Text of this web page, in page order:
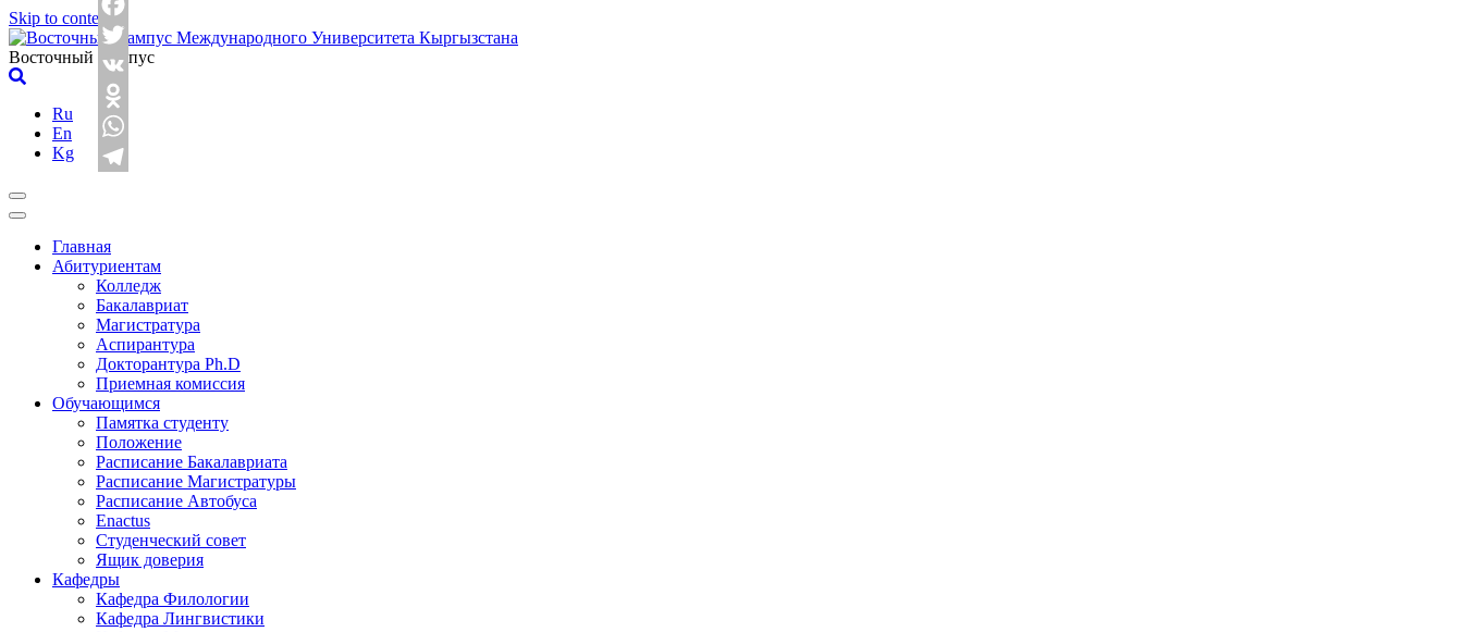
Skip to content
Восточный Кампус
Ru
En
Kg
Главная
Абитуриентам
Колледж
Бакалавриат
Магистратура
Аспирантура
Докторантура Ph.D
Приемная комиссия
Обучающимся
Памятка студенту
Положение
Расписание Бакалавриата
Расписание Магистратуры
Расписание Автобуса
Enactus
Студенческий совет
Ящик доверия
Кафедры
Кафедра Филологии
Кафедра Лингвистики
Facebook
Twitter
VK
Odnoklassniki
WhatsApp